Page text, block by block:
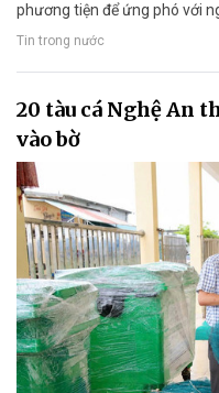
phương tiện để ứng phó với
Tin trong nước
20 tàu cá Nghệ An
vào bờ